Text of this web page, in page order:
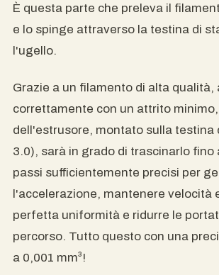
È questa parte che preleva il
e lo spinge attraverso la testina di
l'ugello.
Grazie a un filamento di alta qualità,
correttamente con un attrito
dell'estrusore, montato sulla testina
3.0), sarà in grado di trascinarlo fino
passi sufficientemente precisi per
l'accelerazione, mantenere velocità
perfetta uniformità e ridurre le
percorso. Tutto questo con una
a 0,001 mm³!